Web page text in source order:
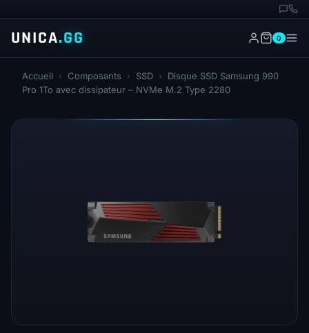
UNICA.GG 0
Accueil › Composants › SSD ›
Disque SSD Samsung 990
Pro 1To avec dissipateur – NVMe M.2 Type 2280